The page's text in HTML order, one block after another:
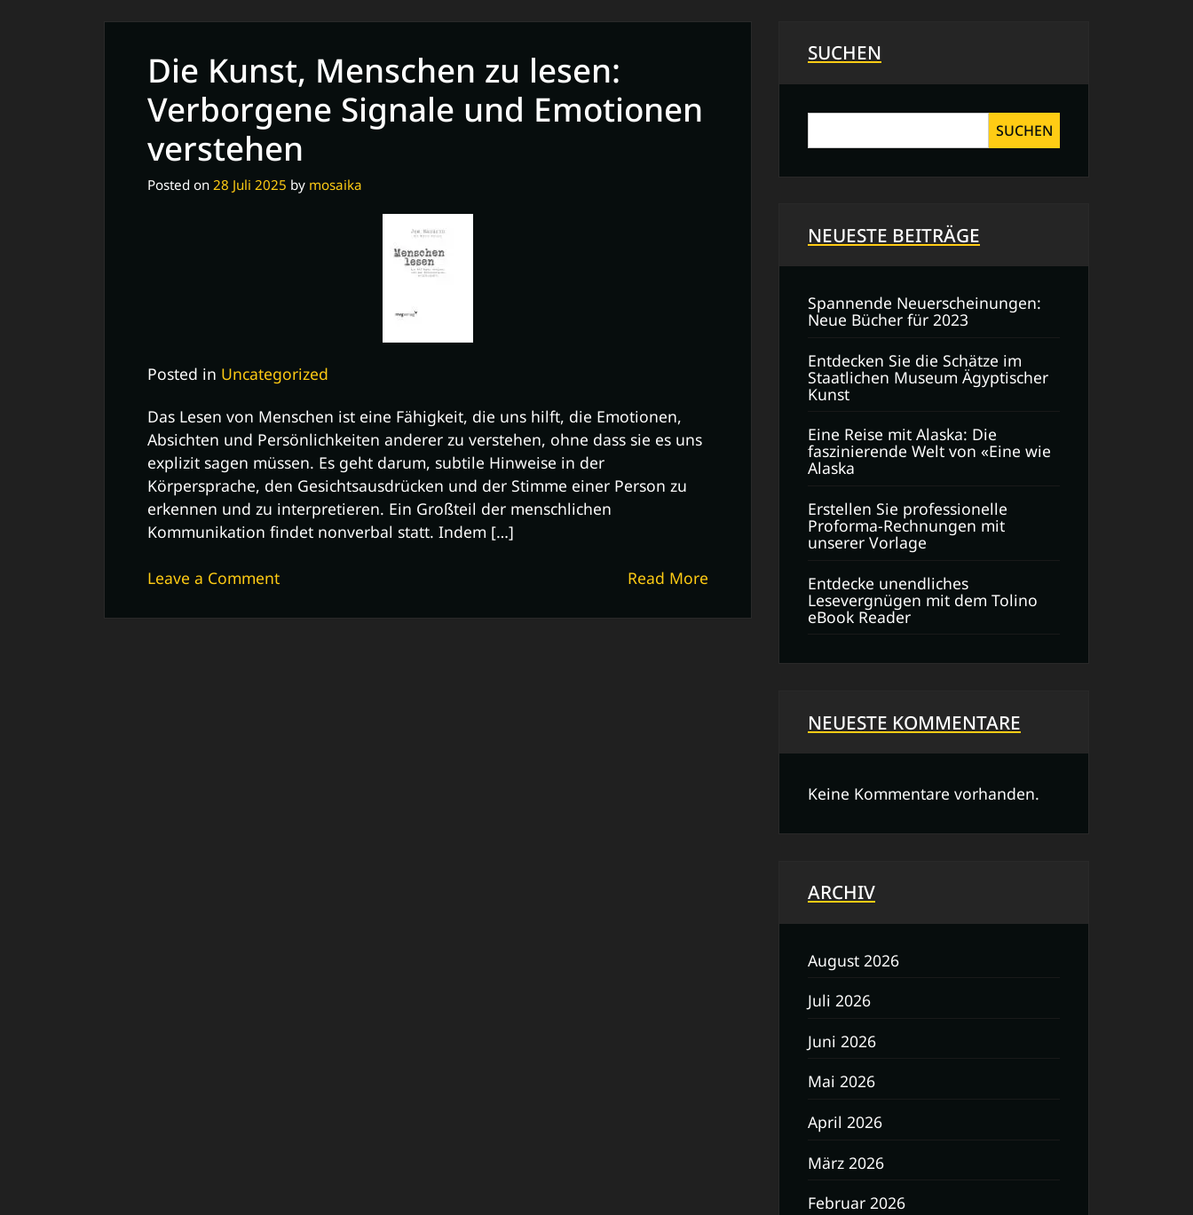
Die Kunst, Menschen zu lesen:
Verborgene Signale und Emotionen
verstehen
Posted on 28 Juli 2025 by mosaika
Posted in Uncategorized
Das Lesen von Menschen ist eine Fähigkeit, die uns hilft, die Emotionen,
Absichten und Persönlichkeiten anderer zu verstehen, ohne dass sie es uns
explizit sagen müssen. Es geht darum, subtile Hinweise in der
Körpersprache, den Gesichtsausdrücken und der Stimme einer Person zu
erkennen und zu interpretieren. Ein Großteil der menschlichen
Kommunikation findet nonverbal statt. Indem […]
Read More
Leave a Commenton
Kunst,
SUCHEN
SUCHEN
NEUESTE BEITRÄGE
Spannende Neuerscheinungen:
Neue Bücher für 2023
Entdecken Sie die Schätze im
Staatlichen Museum Ägyptischer
Kunst
Eine Reise mit Alaska: Die
faszinierende Welt von «Eine wie
Alaska
Erstellen Sie professionelle
Proforma-Rechnungen mit
unserer Vorlage
Entdecke unendliches
Lesevergnügen mit dem Tolino
eBook Reader
NEUESTE KOMMENTARE
Keine Kommentare vorhanden.
ARCHIV
August 2026
Juli 2026
Juni 2026
Mai 2026
April 2026
März 2026
Februar 2026